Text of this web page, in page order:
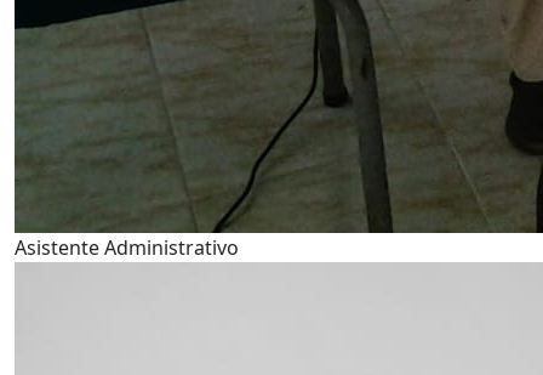
Asistente Administrativo